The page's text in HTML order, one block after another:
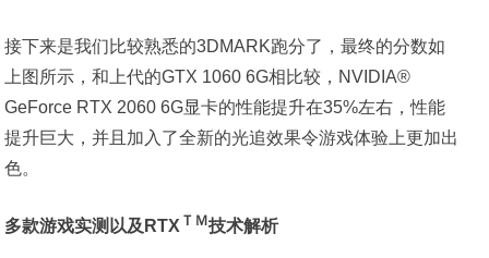
接下来是我们比较熟悉的3DMARK跑分了，最终的分数如
上图所示，和上代的GTX 1060 6G相比较，NVIDIA®
GeForce RTX 2060 6G显卡的性能提升在35%左右，性能
提升巨大，并且加入了全新的光追效果令游戏体验上更加出
色。
多款游戏实测以及RTX ＴＭ技术解析